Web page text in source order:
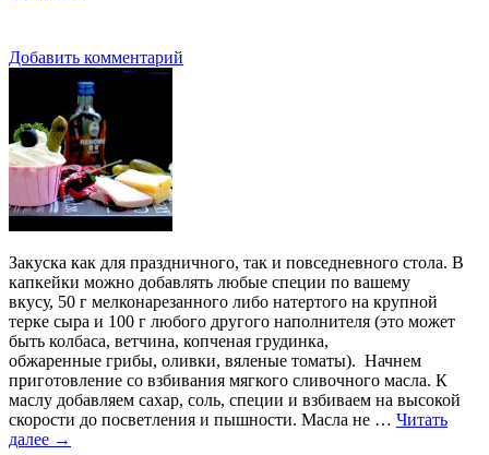
Добавить комментарий
Закуска как для праздничного, так и повседневного стола. В
капкейки можно добавлять любые специи по вашему
вкусу, 50 г мелконарезанного либо натертого на крупной
терке сыра и 100 г любого другого наполнителя (это может
быть колбаса, ветчина, копченая грудинка,
обжаренные грибы, оливки, вяленые томаты). Начнем
приготовление со взбивания мягкого сливочного масла. К
маслу добавляем сахар, соль, специи и взбиваем на высокой
скорости до посветления и пышности. Масла не … Читать
далее →